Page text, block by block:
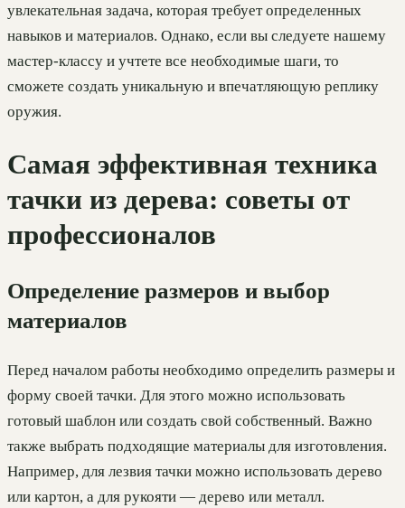
увлекательная задача, которая требует определенных
навыков и материалов. Однако, если вы следуете нашему
мастер-классу и учтете все необходимые шаги, то
сможете создать уникальную и впечатляющую реплику
оружия.
Самая эффективная техника
тачки из дерева: советы от
профессионалов
Определение размеров и выбор
материалов
Перед началом работы необходимо определить размеры и
форму своей тачки. Для этого можно использовать
готовый шаблон или создать свой собственный. Важно
также выбрать подходящие материалы для изготовления.
Например, для лезвия тачки можно использовать дерево
или картон, а для рукояти — дерево или металл.